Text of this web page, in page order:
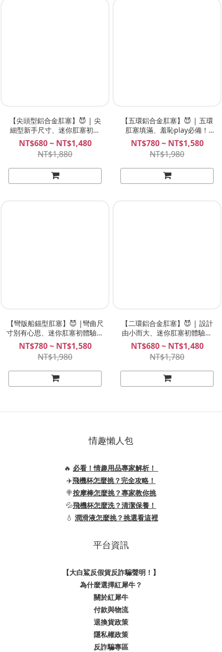
【尖頭型鋁合金肛塞】😈 | 尖
細型新手尺寸、迷你肛塞初體
驗！SPREE
NT$680 ~ NT$1,480
NT$1,880
【五環鋁合金肛塞】😈 | 五環
肛塞填滿、羞恥play必備！
SPREE
NT$780 ~ NT$1,580
NT$1,980
【彎版船錨型肛塞】😈 |彎曲尺
寸別有心思、迷你肛塞初體驗！
SPREE
NT$780 ~ NT$1,580
NT$1,980
【二環鋁合金肛塞】😈 | 設計
由小而大、迷你肛塞初體驗！
SPREE
NT$680 ~ NT$1,480
NT$1,780
情趣懶人包
🔥 必看！情趣用品專家解析！
✈️飛機杯怎麼挑？完全攻略！
🍭按摩棒怎麼挑？專家教你挑
💦飛機杯怎麼洗？清潔保養！
💧 潤滑液怎麼挑？挑選看這裡
平台資訊
【大白鯊反假貨反詐騙聲明！】
為什麼選擇紅犀牛？
關於紅犀牛
付款與物流
退換貨政策
隱私權政策
反詐騙專區